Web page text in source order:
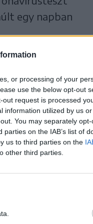
or processing of your
use the below opt-out
request is processed
information utilized by us
You may separately
on the IAB’s list of
us to third parties on the
other third parties.
egy napban
személy –
most vezették
277
ez 111